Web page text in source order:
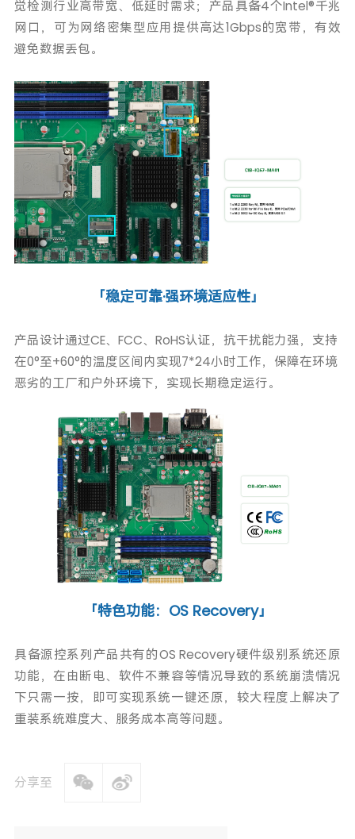
觉检测行业高带宽、低延时需求；产品具备4个Intel®千兆
网口，可为网络密集型应用提供高达1Gbps的宽带，有效
避免数据丢包。
「稳定可靠·强环境适应性」
产品设计通过CE、FCC、RoHS认证，抗干扰能力强，支持
在0°至+60°的温度区间内实现7*24小时工作，保障在环境
恶劣的工厂和户外环境下，实现长期稳定运行。
「特色功能：OS Recovery」
具备源控系列产品共有的OS Recovery硬件级别系统还原
功能，在由断电、软件不兼容等情况导致的系统崩溃情况
下只需一按，即可实现系统一键还原，较大程度上解决了
重装系统难度大、服务成本高等问题。
分享至